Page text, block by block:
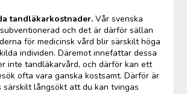
tandläkarkostnader.Vår svenska
och det är därför sällan
för medicinsk vård blir särskilt höga
individen. Däremot innefattar dessa
inte tandläkarvård, och därför kan ett
ofta vara ganska kostsamt. Därför är
långsökt att du kan tvingas